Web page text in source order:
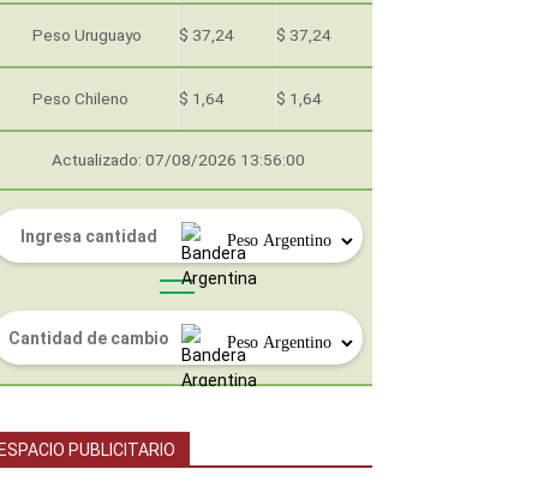
Peso Uruguayo $ 37,24 $ 37,24
Peso Chileno $ 1,64 $ 1,64
Actualizado: 07/08/2026 13:56:00
ESPACIO PUBLICITARIO